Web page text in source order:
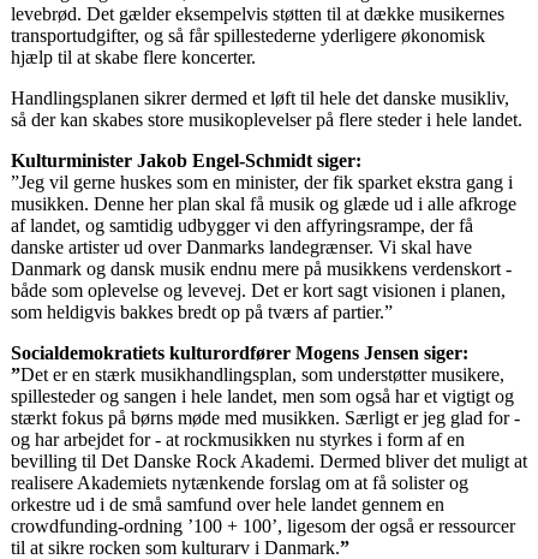
levebrød. Det gælder eksempelvis støtten til at dække musikernes
transportudgifter, og så får spillestederne yderligere økonomisk
hjælp til at skabe flere koncerter.
Handlingsplanen sikrer dermed et løft til hele det danske musikliv,
så der kan skabes store musikoplevelser på flere steder i hele landet.
Kulturminister Jakob Engel-Schmidt siger:
”Jeg vil gerne huskes som en minister, der fik sparket ekstra gang i
musikken. Denne her plan skal få musik og glæde ud i alle afkroge
af landet, og samtidig udbygger vi den affyringsrampe, der få
danske artister ud over Danmarks landegrænser. Vi skal have
Danmark og dansk musik endnu mere på musikkens verdenskort -
både som oplevelse og levevej. Det er kort sagt visionen i planen,
som heldigvis bakkes bredt op på tværs af partier.”
Socialdemokratiets kulturordfører Mogens Jensen siger:
”Det er en stærk musikhandlingsplan, som understøtter musikere,
spillesteder og sangen i hele landet, men som også har et vigtigt og
stærkt fokus på børns møde med musikken. Særligt er jeg glad for -
og har arbejdet for - at rockmusikken nu styrkes i form af en
bevilling til Det Danske Rock Akademi. Dermed bliver det muligt at
realisere Akademiets nytænkende forslag om at få solister og
orkestre ud i de små samfund over hele landet gennem en
crowdfunding-ordning ’100 + 100’, ligesom der også er ressourcer
til at sikre rocken som kulturarv i Danmark.”